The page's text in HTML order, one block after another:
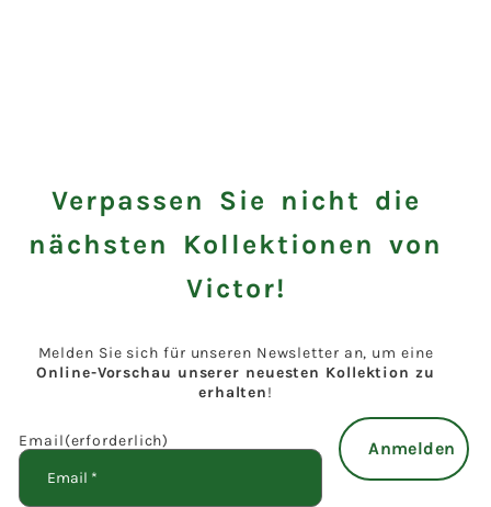
Verpassen Sie nicht die
nächsten Kollektionen von
Victor!
Melden Sie sich für unseren Newsletter an, um eine
Online-Vorschau unserer neuesten Kollektion zu
erhalten!
Email(erforderlich)